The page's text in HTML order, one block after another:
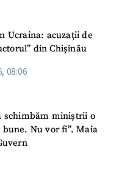
Ucraina: acuzații de
din Chișinău
08:06
schimbăm miniștrii o
Nu vor fi”. Maia